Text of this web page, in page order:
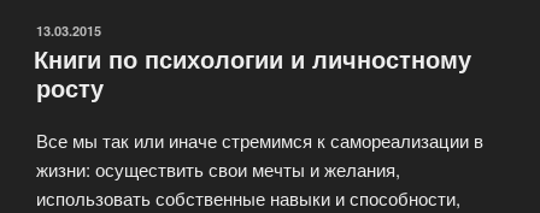
с
ОПУБЛИКОВАНО
13.03.2015
Книги по психологии и личностному
росту
Все мы так или иначе стремимся к самореализации в
жизни: осуществить свои мечты и желания,
использовать собственные навыки и способности,